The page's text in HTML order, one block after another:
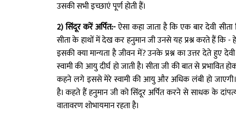
उसकी सभी इच्छाएं पूर्ण होती हैं।
2) सिंदूर करें अर्पित:-ऐसा कहा जाता है कि एक बार देवी
सीता के हाथों में देख कर हनुमान जी उनसे यह प्रश्न करते हैं कि
इसकी क्या मान्यता है जीवन में? उनके प्रश्न का उत्तर देते हुए
स्वामी की आयु दीर्घ हो जाती है। सीता जी की बात से
कहने लगे इससे मेरे स्वामी की आयु और अधिक लंबी हो
है। कहते हैं हनुमान जी को सिंदूर अर्पित करने से साधक के
वातावरण शोभायमान रहता है।